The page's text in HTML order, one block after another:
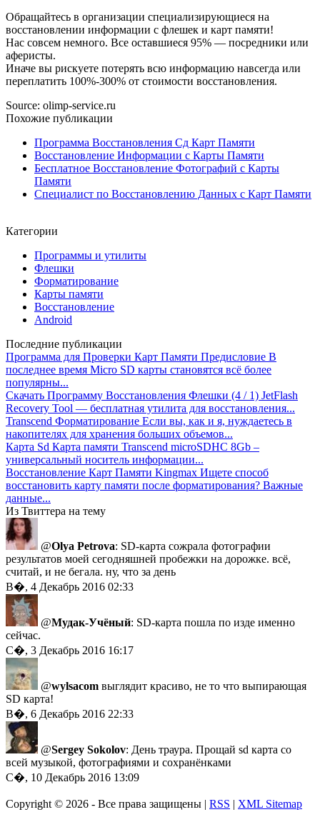
Обращайтесь в организации специализирующиеся на
восстановлении информации с флешек и карт памяти!
Нас совсем немного. Все оставшиеся 95% — посредники или
аферисты.
Иначе вы рискуете потерять всю информацию навсегда или
переплатить 100%-300% от стоимости восстановления.
Source: olimp-service.ru
Похожие публикации
Программа Восстановления Сд Карт Памяти
Восстановление Информации с Карты Памяти
Бесплатное Восстановление Фотографий с Карты
Памяти
Специалист по Восстановлению Данных с Карт Памяти
Категории
Программы и утилиты
Флешки
Форматирование
Карты памяти
Восстановление
Android
Последние публикации
Программа для Проверки Карт Памяти Предисловие В
последнее время Micro SD карты становятся всё более
популярны...
Скачать Программу Восстановления Флешки (4 / 1) JetFlash
Recovery Tool — бесплатная утилита для восстановления...
Transcend Форматирование Если вы, как и я, нуждаетесь в
накопителях для хранения больших объемов...
Карта Sd Карта памяти Transcend microSDHC 8Gb –
универсальный носитель информации...
Восстановление Карт Памяти Kingmax Ищете способ
восстановить карту памяти после форматирования? Важные
данные...
Из Твиттера на тему
@Olya Petrova: SD-карта сожрала фотографии
результатов моей сегодняшней пробежки на дорожке. всё,
считай, и не бегала. ну, что за день
В�, 4 Декабрь 2016 02:33
@Мудак-Учёный: SD-карта пошла по изде именно
сейчас.
С�, 3 Декабрь 2016 16:17
@wylsacom выглядит красиво, не то что выпирающая
SD карта!
В�, 6 Декабрь 2016 22:33
@Sergey Sokolov: День траура. Прощай sd карта со
всей музыкой, фотографиями и сохранёнками
С�, 10 Декабрь 2016 13:09
Copyright © 2026 - Все права защищены | RSS | XML Sitemap